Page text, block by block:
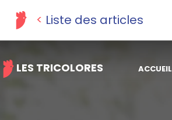
LES TRICOLORES ACCUEIL
Liste des articles